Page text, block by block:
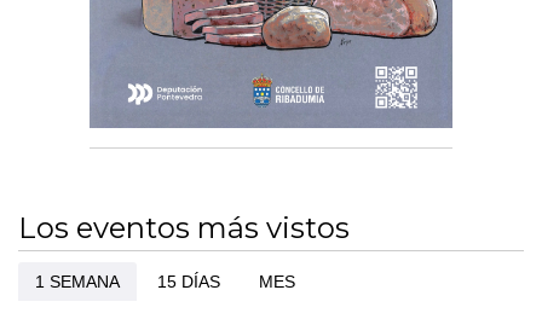
Los eventos más vistos
1 SEMANA 15 DÍAS MES